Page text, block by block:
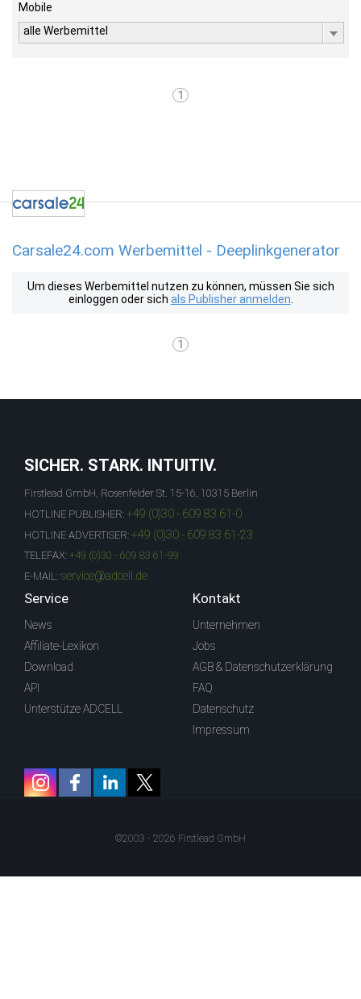
Mobile
alle Werbemittel
1
Carsale24.com Werbemittel - Deeplinkgenerator
Um dieses Werbemittel nutzen zu können, müssen Sie sich
einloggen oder sich als Publisher anmelden
1
SICHER. STARK. INTUITIV.
Firstlead GmbH, Rosenfelder St. 15-16, 10315 Berlin
HOTLINE PUBLISHER: +49 (0)30 - 609 83 61-0
HOTLINE ADVERTISER: +49 (0)30 - 609 83 61-23
TELEFAX: +49 (0)30 - 609 83 61-99
E-MAIL: service@adcell.de
Service
News
Affiliate-Lexikon
Download
API
Unterstütze ADCELL
Kontakt
Unternehmen
Jobs
AGB & Datenschutzerklärung
FAQ
Datenschutz
Impressum
©2003 - 2026 Firstlead GmbH